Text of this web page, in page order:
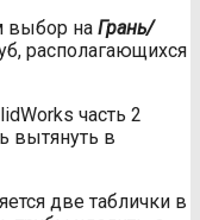
выбор на Грань/
располагающихся
вытянуть в
две таблички в